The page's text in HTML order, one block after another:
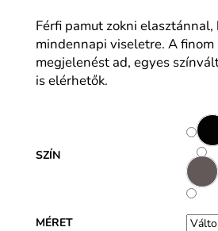
Férfi pamut zokni elasztánnal,
mindennapi viseletre. A
megjelenést ad, egyes
is elérhetők.
SZÍN
MÉRET